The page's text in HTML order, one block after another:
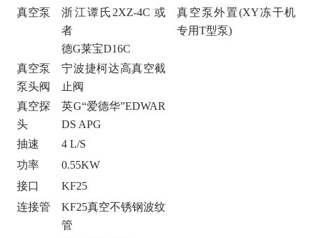
真空泵
浙江谭氏2XZ-4C 或
者
德G莱宝D16C
真空泵外置(XY冻干机
专用T型泵)
真空泵
泵头阀
宁波捷柯达高真空截
止阀
真空探
头
英G“爱德华”EDWAR
DS APG
抽速
4 L/S
功率
0.55KW
接口
KF25
连接管
KF25真空不锈钢波纹
管